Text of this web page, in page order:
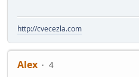
http://cvecezla.com
Alex
4